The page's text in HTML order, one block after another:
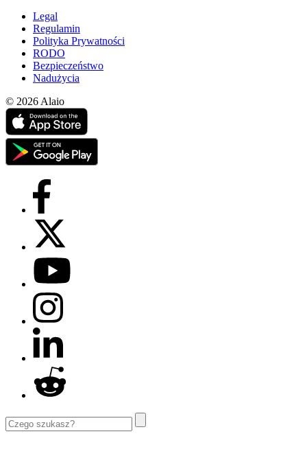
Legal
Regulamin
Polityka Prywatności
RODO
Bezpieczeństwo
Nadużycia
© 2026 Alaio